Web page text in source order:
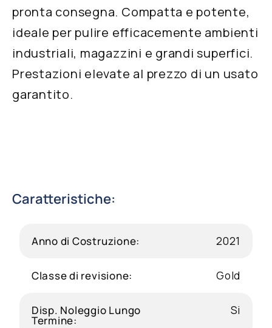
pronta consegna. Compatta e potente,
ideale per pulire efficacemente ambienti
industriali, magazzini e grandi superfici.
Prestazioni elevate al prezzo di un usato
garantito.
Caratteristiche:
Anno di Costruzione: 2021
Classe di revisione: Gold
Disp. Noleggio Lungo
Termine:
Si